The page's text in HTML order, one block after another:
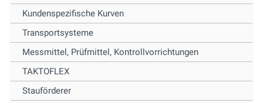
Kundenspezifische Kurven
Transportsysteme
Messmittel, Prüfmittel, Kontrollvorrichtungen
TAKTOFLEX
Stauförderer